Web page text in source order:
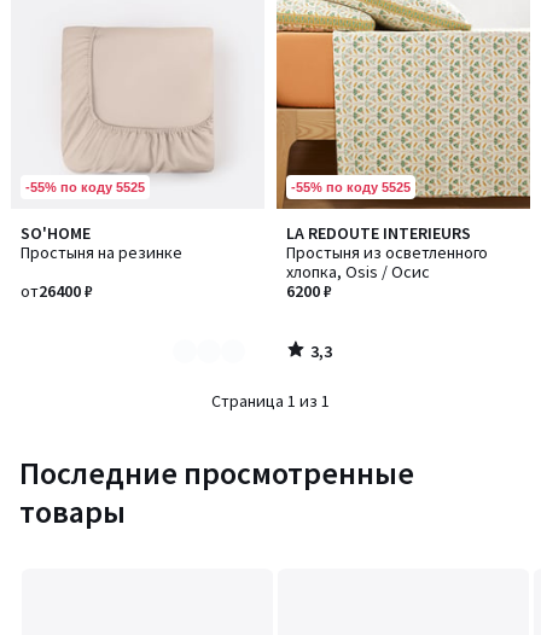
-55% по коду 5525
SO'HOME
Простыня на резинке
от26400 ₽
Количество
цветов:
-55% по коду 5525
LA REDOUTE INTERIEURS
Простыня из осветленного
хлопка, Osis / Осис
6200 ₽
3,3
/ 5
3,3
/
Страница 1 из 1
Последние просмотренные
товары